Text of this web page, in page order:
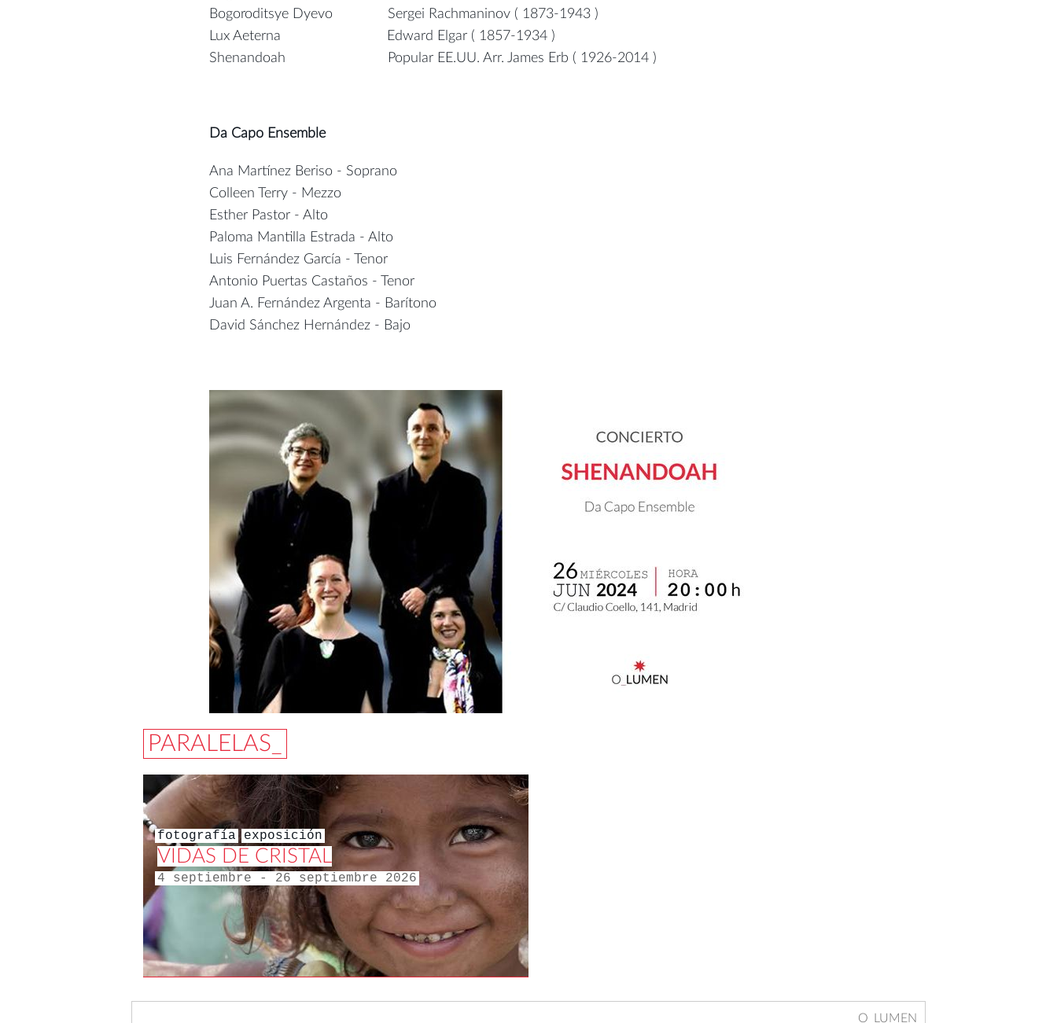
Bogoroditsye Dyevo Sergei Rachmaninov ( 1873-1943 )
Lux Aeterna Edward Elgar ( 1857-1934 )
Shenandoah Popular EE.UU. Arr. James Erb ( 1926-2014 )
Da Capo Ensemble
Ana Martínez Beriso - Soprano
Colleen Terry - Mezzo
Esther Pastor - Alto
Paloma Mantilla Estrada - Alto
Luis Fernández García - Tenor
Antonio Puertas Castaños - Tenor
Juan A. Fernández Argenta - Barítono
David Sánchez Hernández - Bajo
PARALELAS_
fotografía exposición
VIDAS DE CRISTAL
4 septiembre - 26 septiembre 2026
O_LUMEN